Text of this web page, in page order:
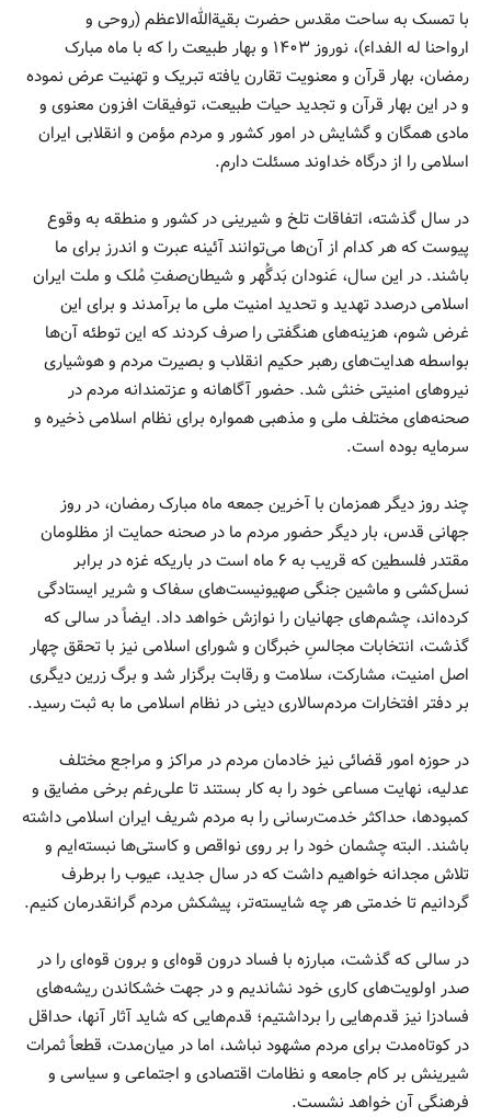
با تمسک به ساحت مقدس حضرت بقیة‌الله‌الاعظم (روحی و
ارواحنا له الفداء)، نوروز ۱۴۰۳ و بهار طبیعت را که با ماه مبارک
رمضان، بهار قرآن و معنویت تقارن یافته تبریک و تهنیت عرض نموده
و در این بهار قرآن و تجدید حیات طبیعت، توفیقات افزون معنوی و
مادی همگان و گشایش در امور کشور و مردم مؤمن و انقلابی ایران
اسلامی را از درگاه خداوند مسئلت دارم.
در سال گذشته، اتفاقات تلخ و شیرینی در کشور و منطقه به وقوع
پیوست که هر کدام از آن‌ها می‌توانند آئینه عبرت و اندرز برای ما
باشند. در این سال، عَنودان بَدگُهر و شیطان‌صفتِ مُلک و ملت ایران
اسلامی درصدد تهدید و تحدید امنیت ملی ما برآمدند و برای این
غرض شوم، هزینه‌های هنگفتی را صرف کردند که این توطئه آن‌ها
بواسطه هدایت‌های رهبر حکیم انقلاب و بصیرت مردم و هوشیاری
نیروهای امنیتی خنثی شد. حضور آگاهانه و عزتمندانه مردم در
صحنه‌های مختلف ملی و مذهبی همواره برای نظام اسلامی ذخیره و
سرمایه بوده است.
چند روز دیگر همزمان با آخرین جمعه ماه مبارک رمضان، در روز
جهانی قدس، بار دیگر حضور مردم ما در صحنه حمایت از مظلومان
مقتدر فلسطین که قریب به ۶ ماه است در باریکه غزه در برابر
نسل‌کشی و ماشین جنگی صهیونیست‌های سفاک و شریر ایستادگی
کرده‌اند، چشم‌های جهانیان را نوازش خواهد داد. ایضاً در سالی که
گذشت، انتخابات مجالسِ خبرگان و شورای اسلامی نیز با تحقق چهار
اصل امنیت، مشارکت، سلامت و رقابت برگزار شد و برگ زرین دیگری
بر دفتر افتخارات مردم‌سالاری دینی در نظام اسلامی ما به ثبت رسید.
در حوزه امور قضائی نیز خادمان مردم در مراکز و مراجع مختلف
عدلیه، نهایت مساعی خود را به کار بستند تا علی‌رغم برخی مضایق و
کمبودها، حداکثر خدمت‌رسانی را به مردم شریف ایران اسلامی داشته
باشند. البته چشمان خود را بر روی نواقص و کاستی‌ها نبسته‌ایم و
تلاش مجدانه خواهیم داشت که در سال جدید، عیوب را برطرف
گردانیم تا خدمتی هر چه شایسته‌تر، پیشکش مردم گرانقدرمان کنیم.
در سالی که گذشت، مبارزه با فساد درون قوه‌ای و برون قوه‌ای را در
صدر اولویت‌های کاری خود نشاندیم و در جهت خشکاندن ریشه‌های
فسادزا نیز قدم‌هایی را برداشتیم؛ قدم‌هایی که شاید آثار آنها، حداقل
در کوتاه‌مدت برای مردم مشهود نباشد، اما در میان‌مدت، قطعاً ثمرات
شیرینش بر کام جامعه و نظامات اقتصادی و اجتماعی و سیاسی و
فرهنگی آن خواهد نشست.